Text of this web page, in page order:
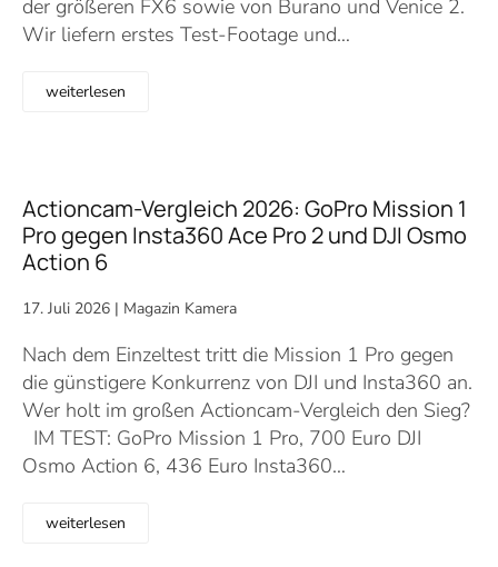
der größeren FX6 sowie von Burano und Venice 2.
Wir liefern erstes Test-Footage und…
weiterlesen
Actioncam-Vergleich 2026: GoPro Mission 1
Pro gegen Insta360 Ace Pro 2 und DJI Osmo
Action 6
17. Juli 2026 | Magazin Kamera
Nach dem Einzeltest tritt die Mission 1 Pro gegen
die günstigere Konkurrenz von DJI und Insta360 an.
Wer holt im großen Actioncam-Vergleich den Sieg?
IM TEST: GoPro Mission 1 Pro, 700 Euro DJI
Osmo Action 6, 436 Euro Insta360…
weiterlesen